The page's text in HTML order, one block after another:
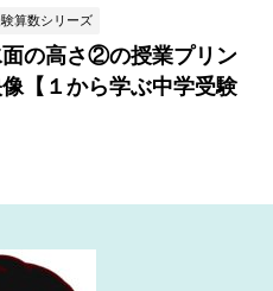
算数シリーズ
の高さ②の授業プリン
像【１から学ぶ中学受験